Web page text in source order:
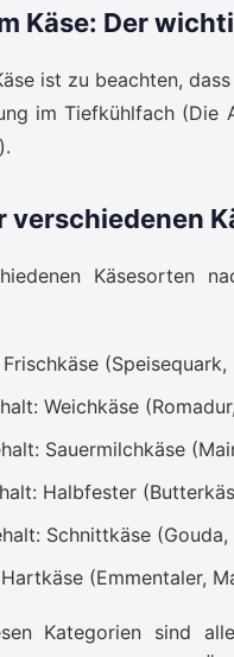
Käse: Der
ist zu beachten,
im Tiefkühlfach (Die
verschiedenen
Käsesorten
Weichkäse
Sauermilchkäse
Halbfester
Schnittkäse
(Emmentaler,
Kategorien sind